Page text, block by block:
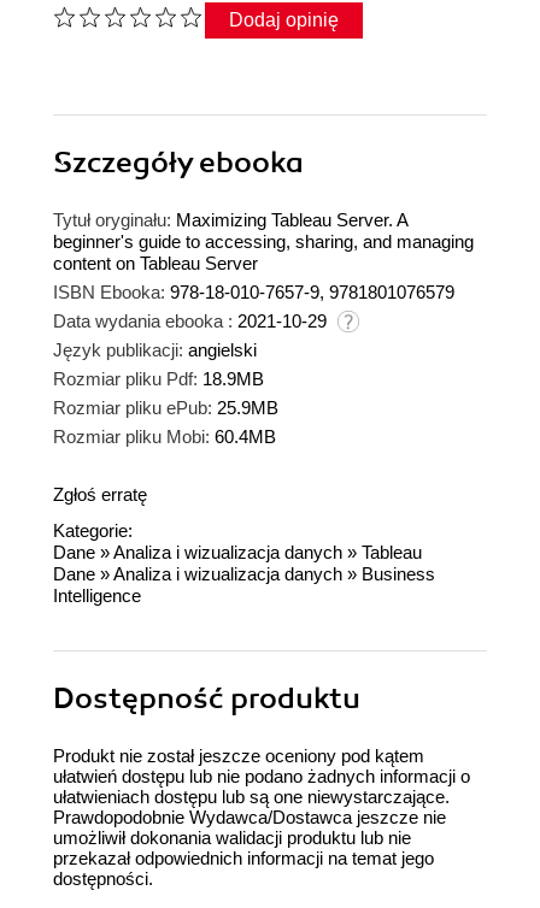
Dodaj opinię
Szczegółyebooka
Tytuł oryginału: Maximizing Tableau Server. A
beginner's guide to accessing, sharing, and managing
content on Tableau Server
ISBN Ebooka: 978-18-010-7657-9, 9781801076579
Data wydania ebooka : 2021-10-29
Język publikacji: angielski
Rozmiar pliku Pdf: 18.9MB
Rozmiar pliku ePub: 25.9MB
Rozmiar pliku Mobi: 60.4MB
Zgłoś erratę
Kategorie:
Dane »Analiza i wizualizacja danych » Tableau
Dane »Analiza i wizualizacja danych » Business
Intelligence
Dostępność produktu
Produkt nie został jeszcze oceniony pod kątem
ułatwień dostępu lub nie podano żadnych informacji o
ułatwieniach dostępu lub są one niewystarczające.
Prawdopodobnie Wydawca/Dostawca jeszcze nie
umożliwił dokonania walidacji produktu lub nie
przekazał odpowiednich informacji na temat jego
dostępności.